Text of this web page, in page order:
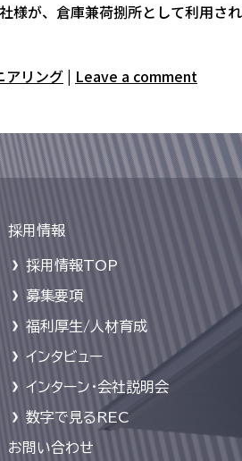
様が、倉庫兼荷捌所として利用され
アリング | Leave a comment
採用情報
採用情報TOP
募集要項
福利厚生/人材育成
インタビュー
インターン・会社説明会
数字で見るREC
お問い合わせ